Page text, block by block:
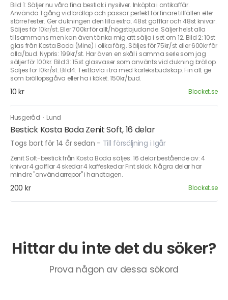
Bild 1: Säljer nu våra fina bestick i nysilver. Inköpta i antikaffär.
Använda 1 gång vid bröllop och passar perfekt för finare tillfällen eller
större fester. Ger dukningen den lilla extra. 48st gafflar och 48st knivar.
Säljes för 10kr/st. Eller 700kr för allt/högstbjudande. Säljer helst alla
tillsammans men kan även tänka mig att sälja i set om 12. Bild 2: 10st
glas från Kosta Boda (Mine) i olika färg. Säljes för 75kr/st eller 600kr för
alla/bud. Nypris: 199kr/st. Har även en skål i samma serie som jag
säljer för 100kr. Bild 3: 15st glasvaser som använts vid dukning bröllop.
Säljes för 10kr/st. Bild4: Texttavla i trä med kärleksbudskap. Fin att ge
som bröllopsgåva eller ha i köket. 150kr/bud.
10 kr Blocket.se
Husgeråd · Lund
Bestick Kosta Boda Zenit Soft, 16 delar
Togs bort för 14 år sedan - Till försäljning i Igår
Zenit Soft-bestick från Kosta Boda säljes. 16 delar bestående av: 4
knivar 4 gafflar 4 skedar 4 kaffeskedar Fint skick. Några delar har
mindre "användarrepor" i handtagen.
200 kr Blocket.se
Hittar du inte det du söker?
Prova någon av dessa sökord